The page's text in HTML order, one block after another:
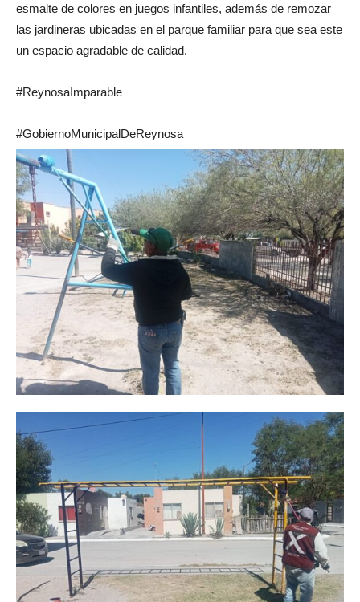
esmalte de colores en juegos infantiles, además de remozar
las jardineras ubicadas en el parque familiar para que sea este
un espacio agradable de calidad.
#ReynosaImparable
#GobiernoMunicipalDeReynosa